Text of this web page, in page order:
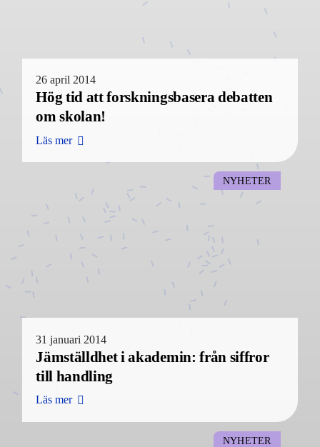
26 april 2014
Hög tid att forskningsbasera debatten
om skolan!
Läs mer
NYHETER
31 januari 2014
Jämställdhet i akademin: från siffror
till handling
Läs mer
NYHETER